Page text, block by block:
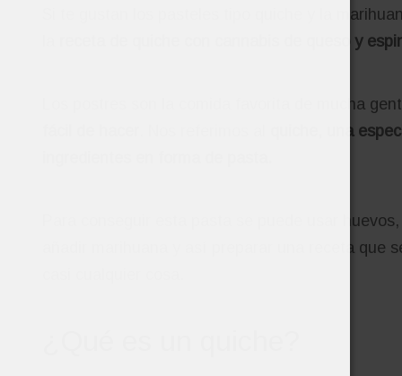
Si te gustan los pasteles tipo quiche y la
receta de quiche con cannabis de queso y
Los postres son la comida favorita de mucha
quiche, una
Para conseguir esta pasta se puede usar
añadir marihuana y así preparar una receta que